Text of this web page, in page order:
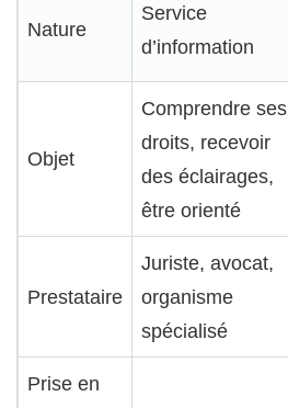
Nature
Service
d’information
Objet
Comprendre ses
droits, recevoir
des éclairages,
être orienté
Prestataire
Juriste, avocat,
organisme
spécialisé
Prise en